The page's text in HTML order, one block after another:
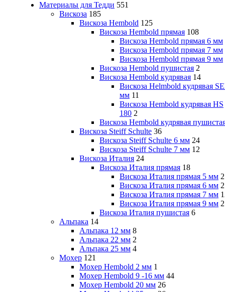
Материалы для Тедди 551
Вискоза 185
Вискоза Hembold 125
Вискоза Hembold прямая 108
Вискоза Hembold прямая 6 мм
Вискоза Hembold прямая 7 мм
Вискоза Hembold прямая 9 мм
Вискоза Hembold пушистая 2
Вискоза Hembold кудрявая 14
Вискоза Helmbold кудрявая
мм 11
Вискоза Hembold кудрявая HS
180 2
Вискоза Hembold кудрявая
Вискоза Steiff Schulte 36
Вискоза Steiff Schulte 6 мм 24
Вискоза Steiff Schulte 7 мм 12
Вискоза Италия 24
Вискоза Италия прямая 18
Вискоза Италия прямая 5 мм 2
Вискоза Италия прямая 6 мм 2
Вискоза Италия прямая 7 мм
Вискоза Италия прямая 9 мм 2
Вискоза Италия пушистая 6
Альпака 14
Альпака 12 мм 8
Альпака 22 мм 2
Альпака 25 мм 4
Мохер 121
Мохер Hembold 2 мм 1
Мохер Hembold 9 -16 мм 44
Мохер Hembold 20 мм 26